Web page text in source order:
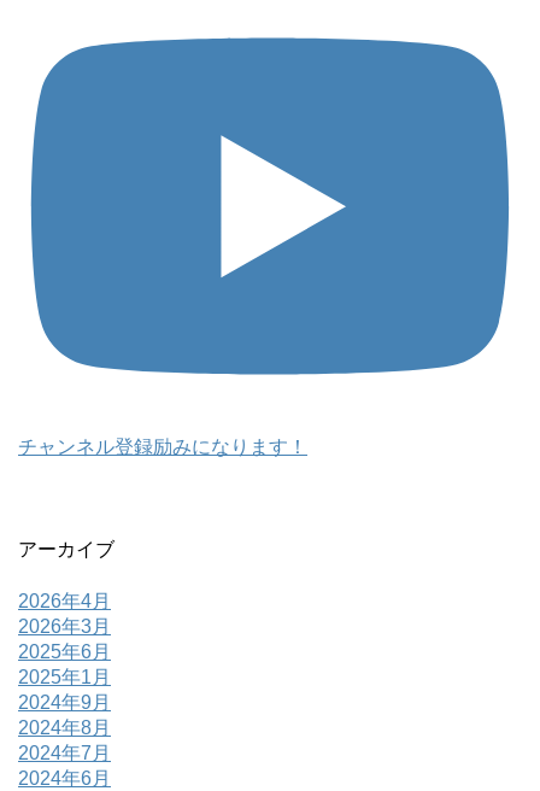
チャンネル登録励みになります！
アーカイブ
2026年4月
2026年3月
2025年6月
2025年1月
2024年9月
2024年8月
2024年7月
2024年6月